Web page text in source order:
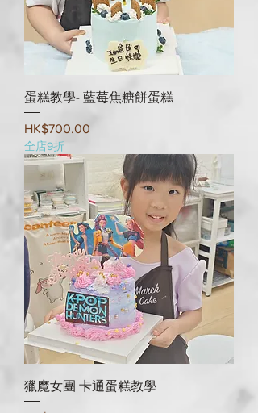
蛋糕教學- 藍莓焦糖餅蛋糕
Price
HK$700.00
全店9折
獵魔女團 卡通蛋糕教學